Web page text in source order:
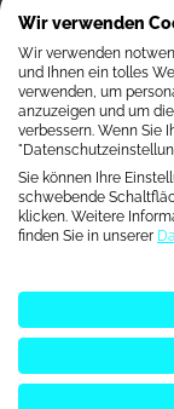
Über uns
Kontakt
Referenzen
Wir verwenden
Wir verwenden
und Ihnen ein tolles
verwenden, um
anzuzeigen und um
verbessern. Wenn Sie
Sie können Ihre
schwebende
klicken. Weitere
finden Sie in unserer